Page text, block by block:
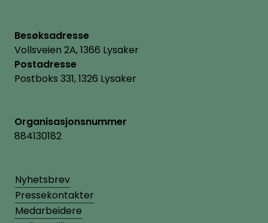
Besøksadresse
Vollsveien 2A, 1366 Lysaker
Postadresse
Postboks 331, 1326 Lysaker
Organisasjonsnummer
884130182
Nyhetsbrev
Pressekontakter
Medarbeidere